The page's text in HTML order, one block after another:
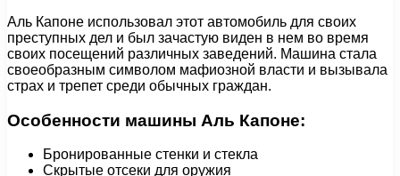
Аль Капоне использовал этот автомобиль для своих
преступных дел и был зачастую виден в нем во время
своих посещений различных заведений. Машина стала
своеобразным символом мафиозной власти и вызывала
страх и трепет среди обычных граждан.
Особенности машины Аль Капоне:
Бронированные стенки и стекла
Скрытые отсеки для оружия